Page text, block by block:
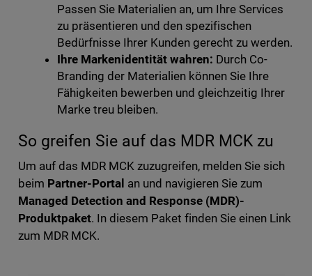
Passen Sie Materialien an, um Ihre Services
zu präsentieren und den spezifischen
Bedürfnisse Ihrer Kunden gerecht zu werden.
Ihre Markenidentität wahren: Durch Co-
Branding der Materialien können Sie Ihre
Fähigkeiten bewerben und gleichzeitig Ihrer
Marke treu bleiben.
So greifen Sie auf das MDR MCK zu
Um auf das MDR MCK zuzugreifen, melden Sie sich
beim Partner-Portal an und navigieren Sie zum
Managed Detection and Response (MDR)-
Produktpaket. In diesem Paket finden Sie einen Link
zum MDR MCK.